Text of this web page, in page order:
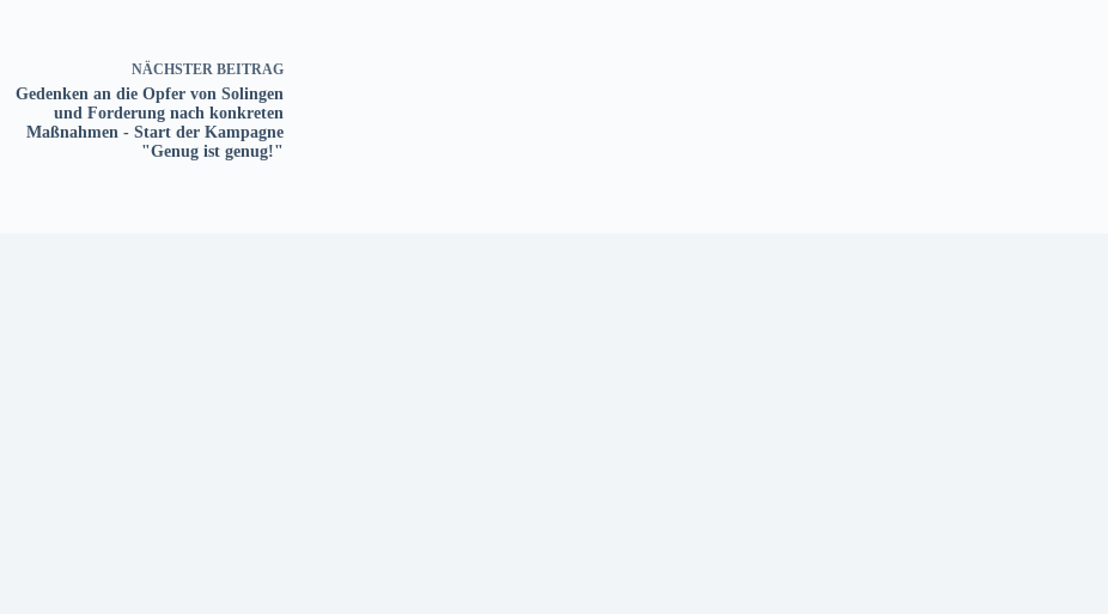
NÄCHSTER BEITRAG
Gedenken an die Opfer von Solingen
und Forderung nach konkreten
Maßnahmen - Start der Kampagne
"Genug ist genug!"